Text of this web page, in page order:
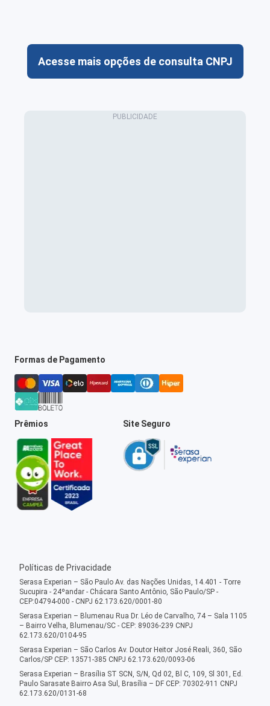
Acesse mais opções de consulta CNPJ
Formas de Pagamento
Prêmios Site Seguro
Políticas de Privacidade
Serasa Experian – São Paulo Av. das Nações Unidas, 14.401 - Torre
Sucupira - 24ºandar - Chácara Santo Antônio, São Paulo/SP -
CEP:04794-000 - CNPJ 62.173.620/0001-80
Serasa Experian – Blumenau Rua Dr. Léo de Carvalho, 74 – Sala 1105
– Bairro Velha, Blumenau/SC - CEP: 89036-239 CNPJ
62.173.620/0104-95
Serasa Experian – São Carlos Av. Doutor Heitor José Reali, 360, São
Carlos/SP CEP: 13571-385 CNPJ 62.173.620/0093-06
Serasa Experian – Brasília ST SCN, S/N, Qd 02, Bl C, 109, Sl 301, Ed.
Paulo Sarasate Bairro Asa Sul, Brasília – DF CEP: 70302-911 CNPJ
62.173.620/0131-68